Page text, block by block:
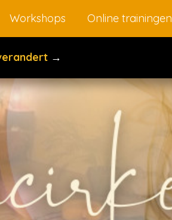
Workshops Online trainingen
→